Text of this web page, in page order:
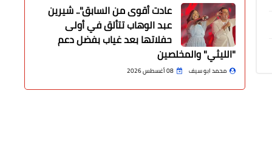
عادت أقوى من السابق".. شيرين
عبد الوهاب تتألق في أولى
حفلاتها بعد غياب بفضل دعم
"الليثي" والمخلصين
محمد ابو سيف 08 أغسطس 2026